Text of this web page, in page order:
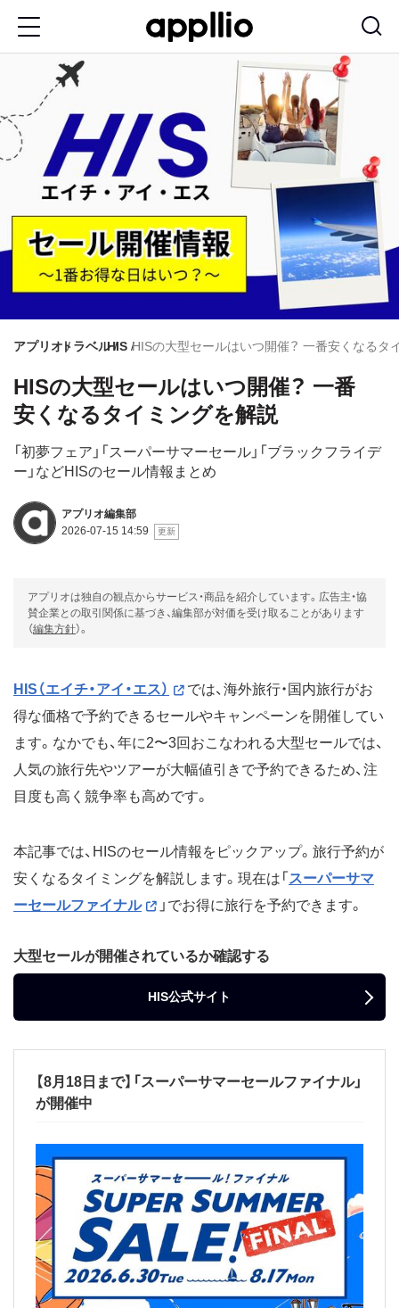
ン
テ
ツ
アプリオトラベルHIS HISの大型セールはいつ開催？ 一番安くなるタ
HISの大型セールはいつ開催？ 一番
安くなるタイミングを解説
「初夢フェア」「スーパーサマーセール」「ブラックフライデ
ー」などHISのセール情報まとめ
アプリオ編集部
2026-07-15 14:59
アプリオは独自の観点からサービス・商品を紹介しています。広告主・協
賛企業との取引関係に基づき、編集部が対価を受け取ることがあります
（編集方針）。
HIS（エイチ・アイ・エス）
では、海外旅行・国内旅行がお
得な価格で予約できるセールやキャンペーンを開催してい
ます。なかでも、年に2〜3回おこなわれる大型セールでは、
人気の旅行先やツアーが大幅値引きで予約できるため、注
目度も高く競争率も高めです。
本記事では、HISのセール情報をピックアップ。旅行予約が
安くなるタイミングを解説します。現在は「 スーパーサマ
ーセールファイナル
」でお得に旅行を予約できます。
大型セールが開催されているか確認する
HIS公式サイト
【8月18日まで】「スーパーサマーセールファイナル」
が開催中